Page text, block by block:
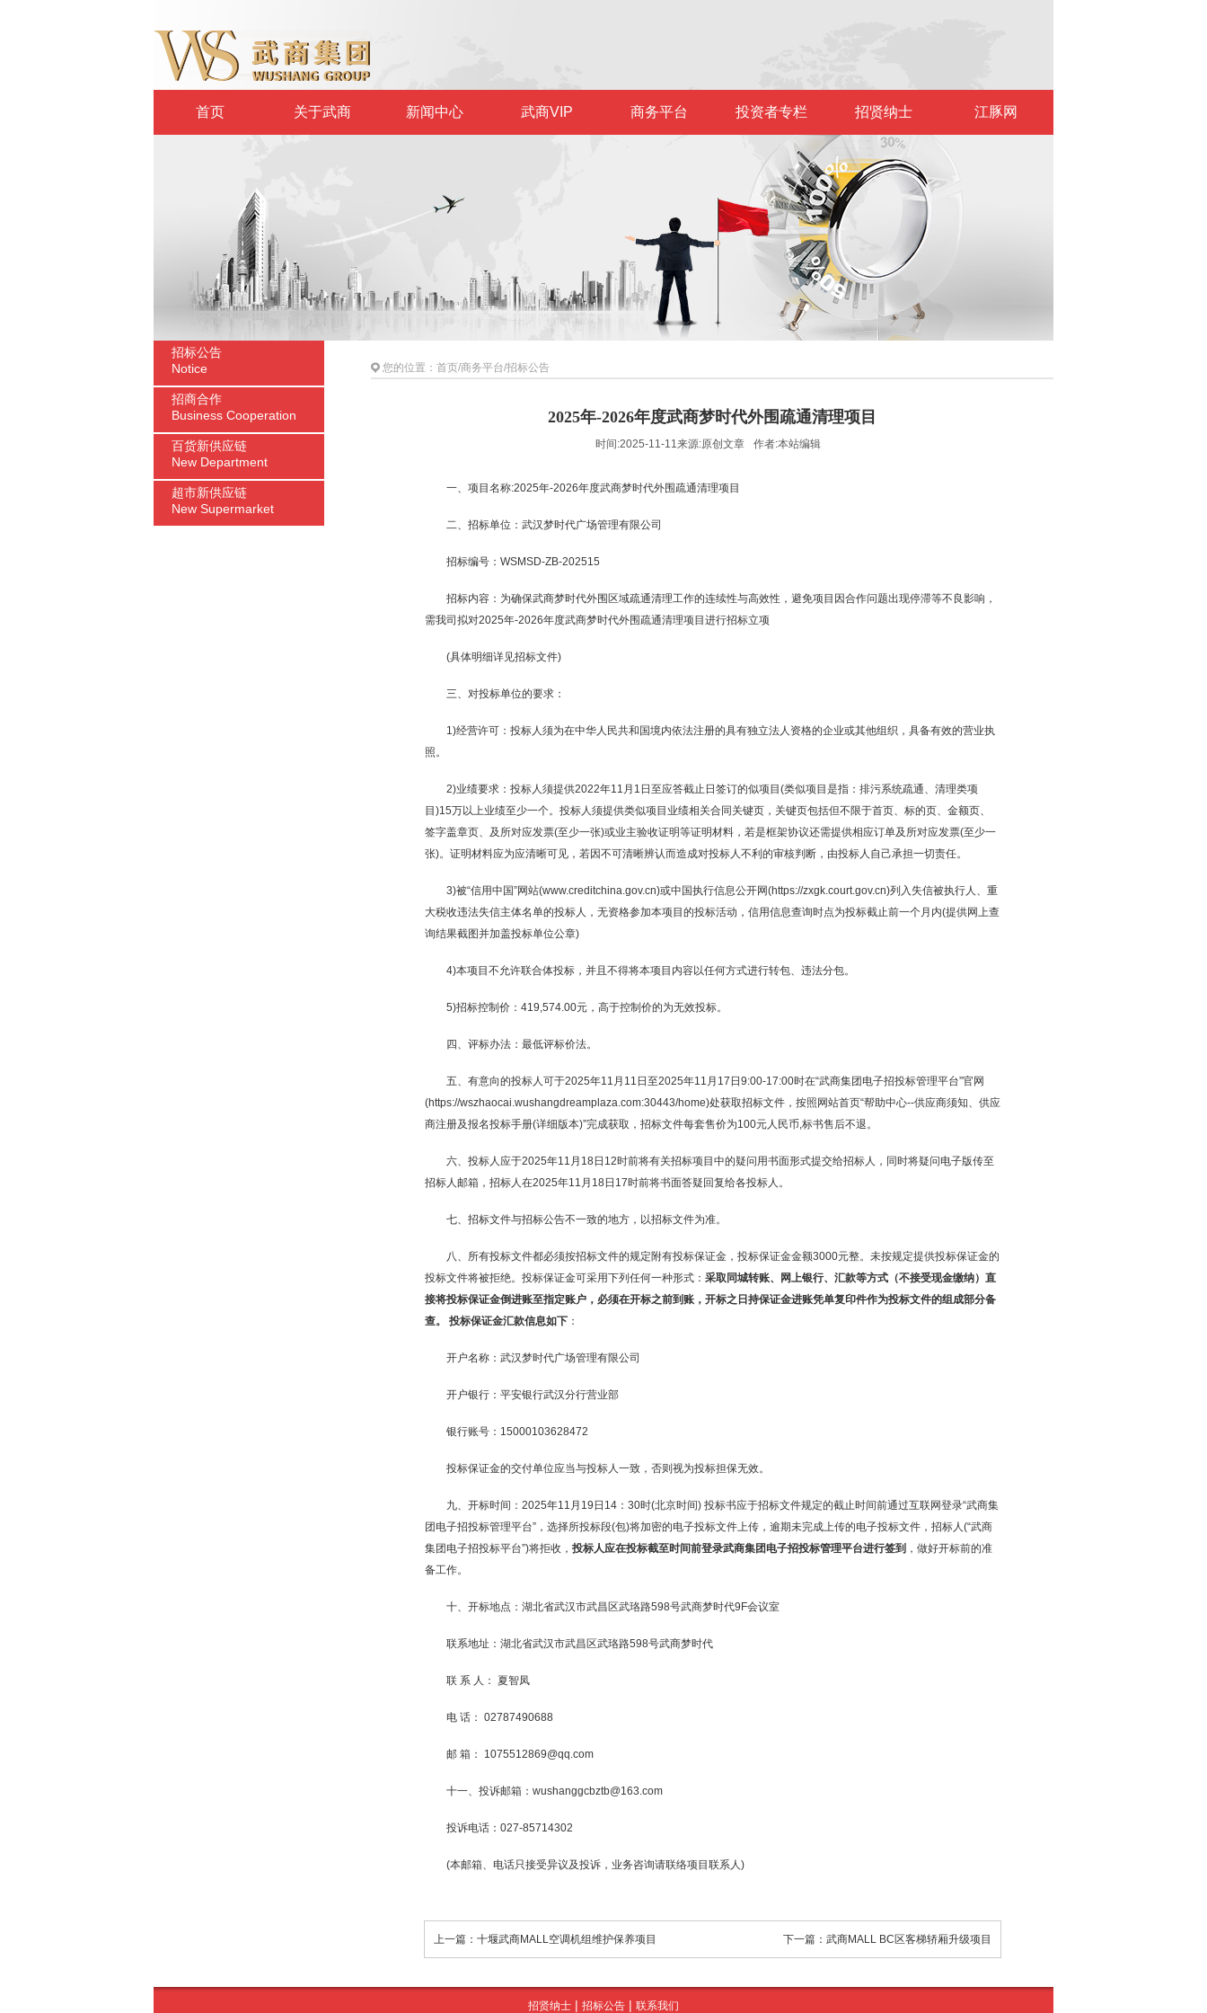
首页 关于武商 新闻中心 武商VIP 商务平台 投资者专栏 招贤纳士 江豚网
招标公告
Notice
招商合作
Business Cooperation
百货新供应链
New Department
超市新供应链
New Supermarket
您的位置： 首页/商务平台/招标公告
2025年-2026年度武商梦时代外围疏通清理项目
时间:2025-11-11来源:原创文章 作者:本站编辑
一、项目名称:2025年-2026年度武商梦时代外围疏通清理项目
二、招标单位：武汉梦时代广场管理有限公司
招标编号：WSMSD-ZB-202515
招标内容：为确保武商梦时代外围区域疏通清理工作的连续性与高效性，避免项目因合作问题出现停滞等不良影响，
需我司拟对2025年-2026年度武商梦时代外围疏通清理项目进行招标立项
(具体明细详见招标文件)
三、对投标单位的要求：
1)经营许可：投标人须为在中华人民共和国境内依法注册的具有独立法人资格的企业或其他组织，具备有效的营业执
照。
2)业绩要求：投标人须提供2022年11月1日至应答截止日签订的似项目(类似项目是指：排污系统疏通、清理类项
目)15万以上业绩至少一个。投标人须提供类似项目业绩相关合同关键页，关键页包括但不限于首页、标的页、金额页、
签字盖章页、及所对应发票(至少一张)或业主验收证明等证明材料，若是框架协议还需提供相应订单及所对应发票(至少一
张)。证明材料应为应清晰可见，若因不可清晰辨认而造成对投标人不利的审核判断，由投标人自己承担一切责任。
3)被“信用中国”网站(www.creditchina.gov.cn)或中国执行信息公开网(https://zxgk.court.gov.cn)列入失信被执行人、重
大税收违法失信主体名单的投标人，无资格参加本项目的投标活动，信用信息查询时点为投标截止前一个月内(提供网上查
询结果截图并加盖投标单位公章)
4)本项目不允许联合体投标，并且不得将本项目内容以任何方式进行转包、违法分包。
5)招标控制价：419,574.00元，高于控制价的为无效投标。
四、评标办法：最低评标价法。
五、有意向的投标人可于2025年11月11日至2025年11月17日9:00-17:00时在“武商集团电子招投标管理平台”官网
(https://wszhaocai.wushangdreamplaza.com:30443/home)处获取招标文件，按照网站首页“帮助中心--供应商须知、供应
商注册及报名投标手册(详细版本)”完成获取，招标文件每套售价为100元人民币,标书售后不退。
六、投标人应于2025年11月18日12时前将有关招标项目中的疑问用书面形式提交给招标人，同时将疑问电子版传至
招标人邮箱，招标人在2025年11月18日17时前将书面答疑回复给各投标人。
七、招标文件与招标公告不一致的地方，以招标文件为准。
八、所有投标文件都必须按招标文件的规定附有投标保证金，投标保证金金额3000元整。未按规定提供投标保证金的
投标文件将被拒绝。投标保证金可采用下列任何一种形式： 采取同城转账、网上银行、汇款等方式（不接受现金缴纳）直
接将投标保证金倒进账至指定账户，必须在开标之前到账，开标之日持保证金进账凭单复印件作为投标文件的组成部分备
查。 投标保证金汇款信息如下：
开户名称：武汉梦时代广场管理有限公司
开户银行：平安银行武汉分行营业部
银行账号：15000103628472
投标保证金的交付单位应当与投标人一致，否则视为投标担保无效。
九、开标时间：2025年11月19日14：30时(北京时间) 投标书应于招标文件规定的截止时间前通过互联网登录“武商集
团电子招投标管理平台”，选择所投标段(包)将加密的电子投标文件上传，逾期未完成上传的电子投标文件，招标人(“武商
集团电子招投标平台”)将拒收， 投标人应在投标截至时间前登录武商集团电子招投标管理平台进行签到 ，做好开标前的准
备工作。
十、开标地点：湖北省武汉市武昌区武珞路598号武商梦时代9F会议室
联系地址：湖北省武汉市武昌区武珞路598号武商梦时代
联 系 人： 夏智凤
电 话： 02787490688
邮 箱： 1075512869@qq.com
十一、投诉邮箱：wushanggcbztb@163.com
投诉电话：027-85714302
(本邮箱、电话只接受异议及投诉，业务咨询请联络项目联系人)
上一篇：十堰武商MALL空调机组维护保养项目 下一篇：武商MALL BC区客梯轿厢升级项目
招贤纳士 | 招标公告 | 联系我们